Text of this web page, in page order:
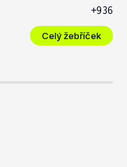
+936
Celý žebříček